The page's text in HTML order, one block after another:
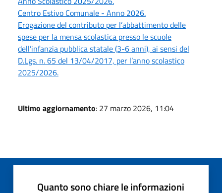
Centro Estivo Comunale - Anno 2026.
Erogazione del contributo per l’abbattimento delle
spese per la mensa scolastica presso le scuole
dell’infanzia pubblica statale (3-6 anni), ai sensi del
D.Lgs. n. 65 del 13/04/2017, per l’anno scolastico
2025/2026.
Ultimo aggiornamento: 27 marzo 2026, 11:04
Quanto sono chiare le informazioni